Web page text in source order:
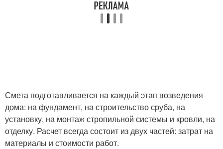
Смета подготавливается на каждый этап возведения
дома: на фундамент, на строительство сруба, на
установку, на монтаж стропильной системы и кровли, на
отделку. Расчет всегда состоит из двух частей: затрат на
материалы и стоимости работ.